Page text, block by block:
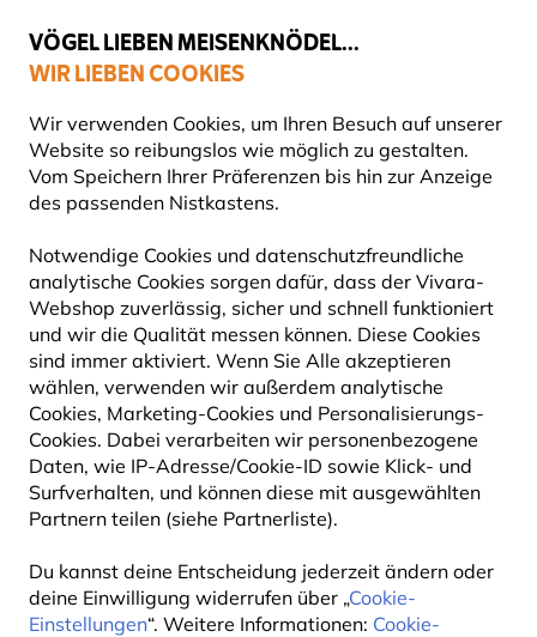
VÖGEL LIEBEN MEISENKNÖDEL...
WIR LIEBEN COOKIES
Wir verwenden Cookies, um Ihren Besuch auf unserer
Website so reibungslos wie möglich zu gestalten.
Vom Speichern Ihrer Präferenzen bis hin zur Anzeige
des passenden Nistkastens.
Notwendige Cookies und datenschutzfreundliche
analytische Cookies sorgen dafür, dass der Vivara-
Webshop zuverlässig, sicher und schnell funktioniert
und wir die Qualität messen können. Diese Cookies
sind immer aktiviert. Wenn Sie Alle akzeptieren
wählen, verwenden wir außerdem analytische
Cookies, Marketing-Cookies und Personalisierungs-
Cookies. Dabei verarbeiten wir personenbezogene
Daten, wie IP-Adresse/Cookie-ID sowie Klick- und
Surfverhalten, und können diese mit ausgewählten
Partnern teilen (siehe Partnerliste).
Du kannst deine Entscheidung jederzeit ändern oder
deine Einwilligung widerrufen über „Cookie-
Einstellungen“. Weitere Informationen: Cookie-
Gratis Versand ab 65 €
Geschenke
PRODUKTE VON MYRTE
33 Produkte
5% RABATT